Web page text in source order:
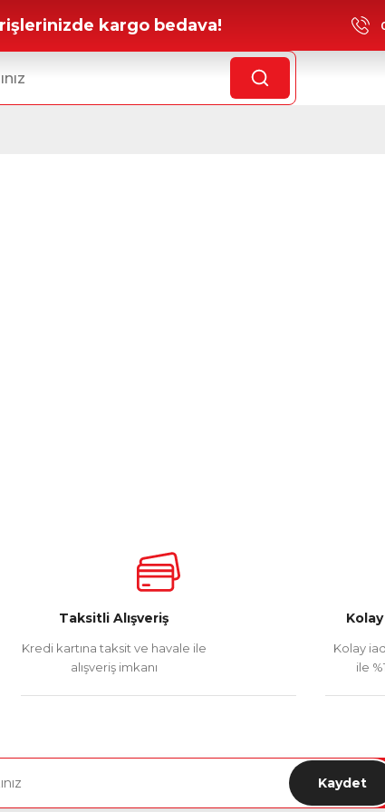
kargo bedava!
Taksitli Alışveriş
Kredi kartına taksit ve havale ile
alışveriş imkanı
Kolay
ile
Kaydet